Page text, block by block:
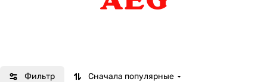
Фильтр Сначала популярные